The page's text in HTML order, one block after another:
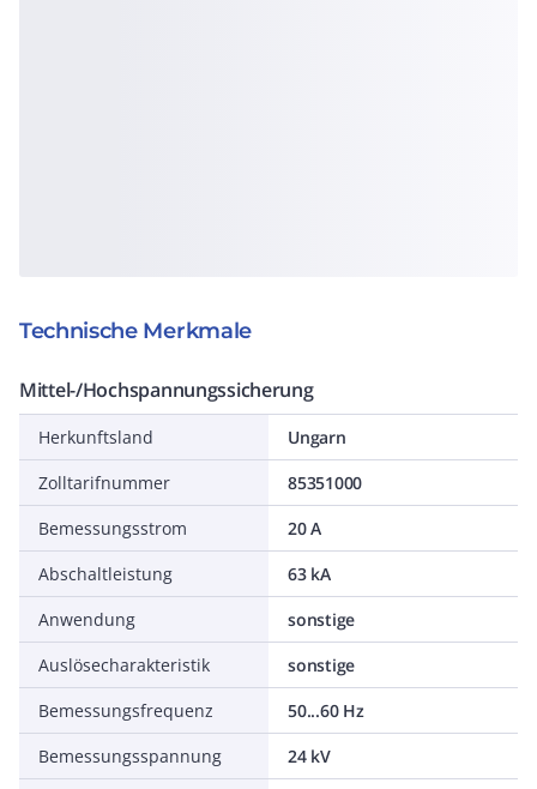
Technische Merkmale
Mittel-/Hochspannungssicherung
Herkunftsland
Ungarn
Zolltarifnummer
85351000
Bemessungsstrom
20 A
Abschaltleistung
63 kA
Anwendung
sonstige
Auslösecharakteristik
sonstige
Bemessungsfrequenz
50...60 Hz
Bemessungsspannung
24 kV